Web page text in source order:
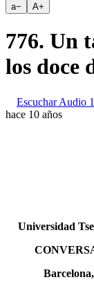
a− A+
776. Un
los doce
Escuchar Audio 1
hace 10 años
Universidad